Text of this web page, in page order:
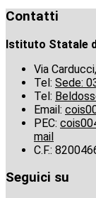
Contatti
Istituto Statale
Via
Tel: Sede:
Tel:
Email:
PEC:
mail
C.F.:
Seguici su